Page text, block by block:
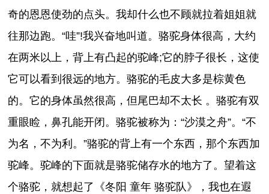
奇的恩恩使劲的点头。我却什么也不顾就拉着姐姐就
往那边跑。“哇”!我兴奋地叫道。骆驼身体很高，大约
在两米以上，背上有凸起的驼峰;它的脖子很长，这使
它可以看到很远的地方。骆驼的毛皮大多是棕黄色
的。它的身体虽然很高，但尾巴却不太长 。骆驼有双
重眼睑，鼻孔能开闭。骆驼被称为：“沙漠之舟”。“不
为名，不为利。”骆驼的背上有一个东西，那个东西加
驼峰。驼峰的下面就是骆驼储存水的地方了。望着这
个骆驼，就想起了《冬阳 童年 骆驼队》，我也在遐